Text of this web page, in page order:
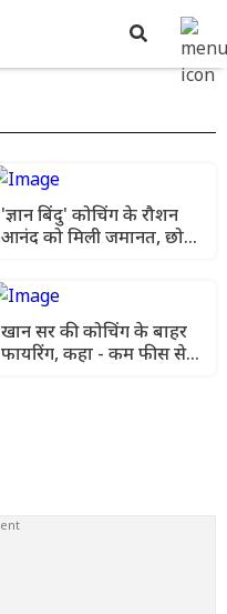
'ज्ञान बिंदु' कोचिंग के रौशन
आनंद को मिली जमानत, छोटे
शामिल
खान सर की कोचिंग के बाहर
फायरिंग, कहा - कम फीस से